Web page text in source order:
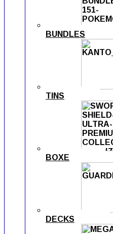
BUNDLES
TINS
BOXE
DECKS